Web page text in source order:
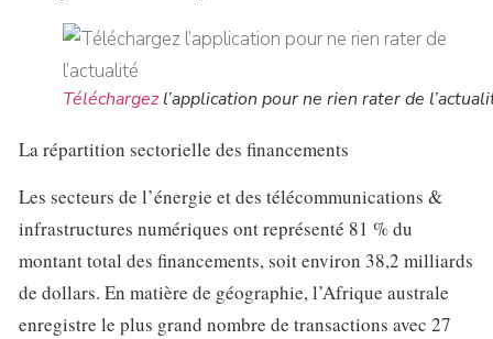
Téléchargezl’application pour ne rien rater de
La répartition sectorielle des financements
Les secteurs de l’énergie et des télécommunications &
infrastructures numériques ont représenté 81 % du
montant total des financements, soit environ 38,2 milliards
de dollars. En matière de géographie, l’Afrique australe
enregistre le plus grand nombre de transactions avec 27